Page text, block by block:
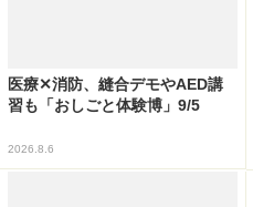
医療✕消防、縫合デモやAED講
習も「おしごと体験博」9/5
2026.8.6